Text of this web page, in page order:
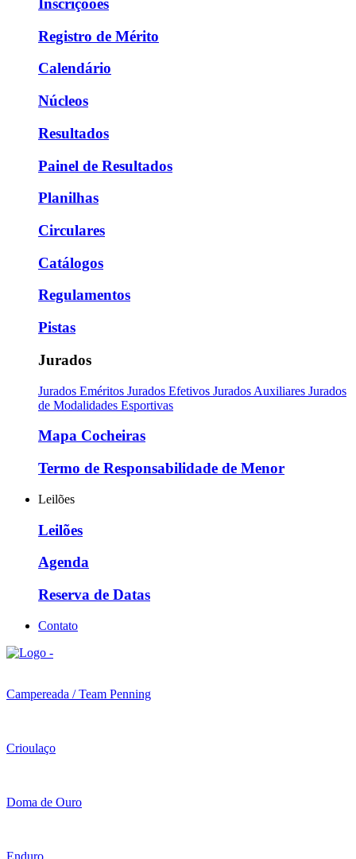
Inscriçõoes
Registro de Mérito
Calendário
Núcleos
Resultados
Painel de Resultados
Planilhas
Circulares
Catálogos
Regulamentos
Pistas
Jurados
Jurados Eméritos Jurados Efetivos Jurados Auxiliares Jurados
de Modalidades Esportivas
Mapa Cocheiras
Termo de Responsabilidade de Menor
Leilões
Leilões
Agenda
Reserva de Datas
Contato
Campereada / Team Penning
Crioulaço
Doma de Ouro
Enduro